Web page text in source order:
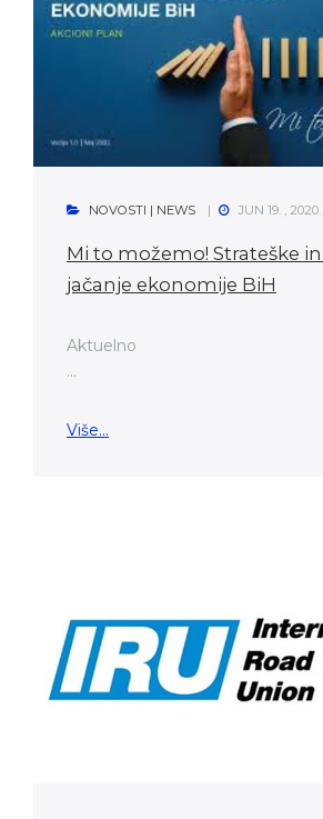
NOVOSTI | NEWS JUN 19. , 2020.
Mi to možemo! Strateške
jačanje ekonomije BiH
Aktuelno
...
Više...